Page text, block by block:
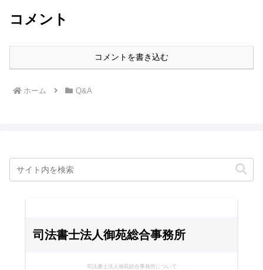
コメント
コメントを書き込む
ホーム Q&A
司法書士法人御苑総合事務所
司法書士法人御苑総合事務所について